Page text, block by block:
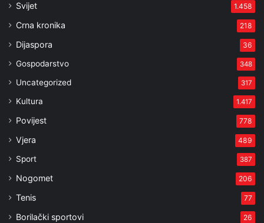
Svijet 1.458
Crna kronika 218
Dijaspora 36
Gospodarstvo 348
Uncategorized 317
Kultura 1.417
Povijest 778
Vjera 489
Sport 387
Nogomet 206
Tenis 77
Borilački sportovi 26